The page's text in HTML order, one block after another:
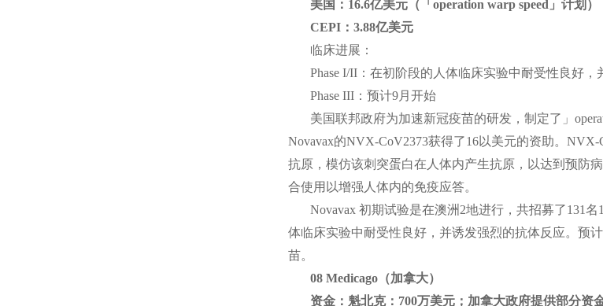
美国：16.6亿美元（「operation warp speed」计划）
CEPI：3.88亿美元
临床进展：
Phase I/II：在初阶段的人体临床实验中耐受性良好，
Phase III：预计9月开始
美国联邦政府为加速新冠疫苗的研发，制定了」
Novavax的NVX-CoV2373获得了16以美元的资助。
抗原，模仿该刺突蛋白在人体内产生抗原，以达到预防
合使用以增强人体内的免疫应答。
Novavax 初期试验是在澳洲2地进行，共招募了131
体临床实验中耐受性良好，并诱发强烈的抗体反应。预
苗。
08 Medicago（加拿大）
资金：魁北克：700万美元；加拿大政府提供部分资